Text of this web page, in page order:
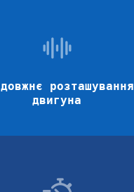
розташування
двигуна